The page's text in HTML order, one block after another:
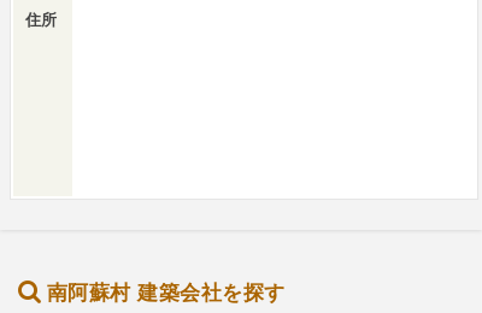
住所
南阿蘇村 建築会社を探す